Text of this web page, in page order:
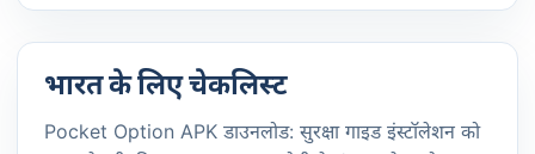
भारत के लिए चेकलिस्ट
Pocket Option APK डाउनलोड: सुरक्षा गाइड इंस्टॉलेशन को